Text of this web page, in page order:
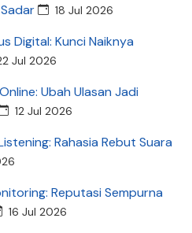
18 Jul 2026
Digital: Kunci Naiknya
Jul 2026
Ubah Ulasan Jadi
12 Jul 2026
Rahasia Rebut Suara
Reputasi Sempurna
16 Jul 2026